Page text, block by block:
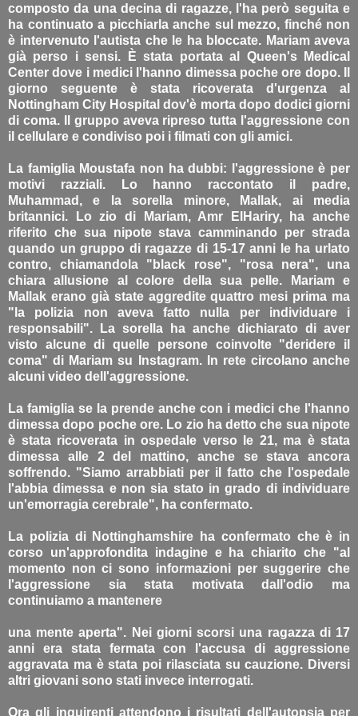
composto da una decina di ragazze, l'ha però seguita e
ha continuato a picchiarla anche sul mezzo, finché non
è intervenuto l'autista che le ha bloccate. Mariam aveva
già perso i sensi. È stata portata al Queen's Medical
Center dove i medici l'hanno dimessa poche ore dopo. Il
giorno seguente è stata ricoverata d'urgenza al
Nottingham City Hospital dov'è morta dopo dodici giorni
di coma. Il gruppo aveva ripreso tutta l'aggressione con
il cellulare e condiviso poi i filmati con gli amici.
La famiglia Moustafa non ha dubbi: l'aggressione è per
motivi razziali. Lo hanno raccontato il padre,
Muhammad, e la sorella minore, Mallak, ai media
britannici. Lo zio di Mariam, Amr ElHariry, ha anche
riferito che sua nipote stava camminando per strada
quando un gruppo di ragazze di 15-17 anni le ha urlato
contro, chiamandola "black rose", "rosa nera", una
chiara allusione al colore della sua pelle. Mariam e
Mallak erano già state aggredite quattro mesi prima ma
"la polizia non aveva fatto nulla per individuare i
responsabili". La sorella ha anche dichiarato di aver
visto alcune di quelle persone coinvolte "deridere il
coma" di Mariam su Instagram. In rete circolano anche
alcuni video dell'aggressione.
La famiglia se la prende anche con i medici che l'hanno
dimessa dopo poche ore. Lo zio ha detto che sua nipote
è stata ricoverata in ospedale verso le 21, ma è stata
dimessa alle 2 del mattino, anche se stava ancora
soffrendo. "Siamo arrabbiati per il fatto che l'ospedale
l'abbia dimessa e non sia stato in grado di individuare
un'emorragia cerebrale", ha confermato.
La polizia di Nottinghamshire ha confermato che è in
corso un'approfondita indagine e ha chiarito che "al
momento non ci sono informazioni per suggerire che
l'aggressione sia stata motivata dall'odio ma
continuiamo a mantenere
una mente aperta". Nei giorni scorsi una ragazza di 17
anni era stata fermata con l'accusa di aggressione
aggravata ma è stata poi rilasciata su cauzione. Diversi
altri giovani sono stati invece interrogati.
Ora gli inquirenti attendono i risultati dell'autopsia per